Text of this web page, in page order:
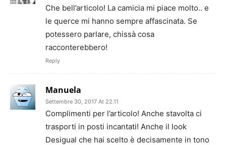
Che bell’articolo! La camicia mi piace molto.. e
le querce mi hanno sempre affascinata. Se
potessero parlare, chissà cosa
racconterebbero!
Reply
Manuela
Settembre 30, 2017 At 22.11
Complimenti per l’articolo! Anche stavolta ci
trasporti in posti incantati! Anche il look
Desigual che hai scelto è decisamente in tono